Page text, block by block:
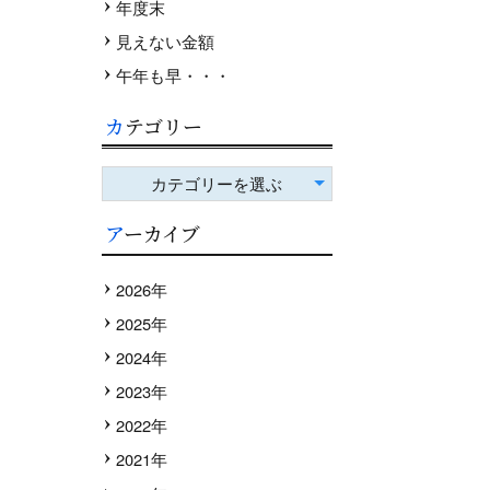
年度末
見えない金額
午年も早・・・
カテゴリー
カテゴリーを選ぶ
アーカイブ
2026年
2025年
2024年
2023年
2022年
2021年